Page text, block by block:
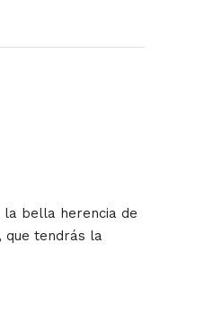
la bella herencia de
que tendrás la